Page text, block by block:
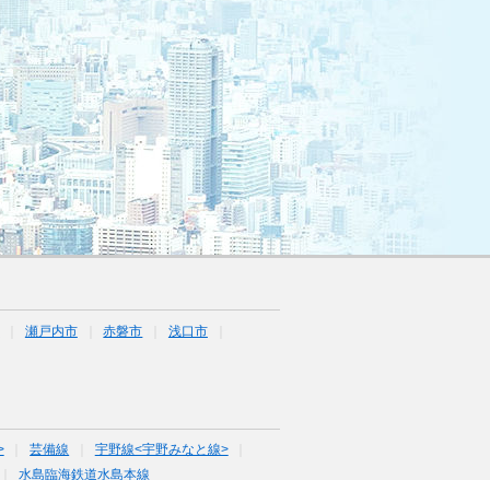
瀬戸内市 赤磐市
浅口市
芸備線
宇野線<宇野みなと線>
水島臨海鉄道水島本線